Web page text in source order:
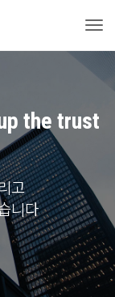
the trust
고
니다